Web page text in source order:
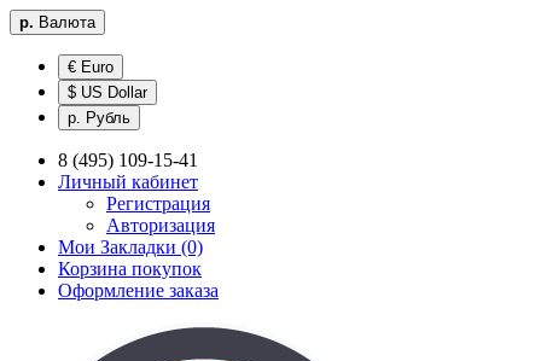
р. Валюта
€ Euro
$ US Dollar
р. Рубль
8 (495) 109-15-41
Личный кабинет
Регистрация
Авторизация
Мои Закладки (0)
Корзина покупок
Оформление заказа